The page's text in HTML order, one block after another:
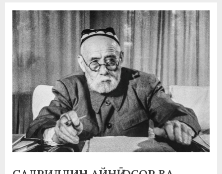
х
т
а
р
б
а
н
о